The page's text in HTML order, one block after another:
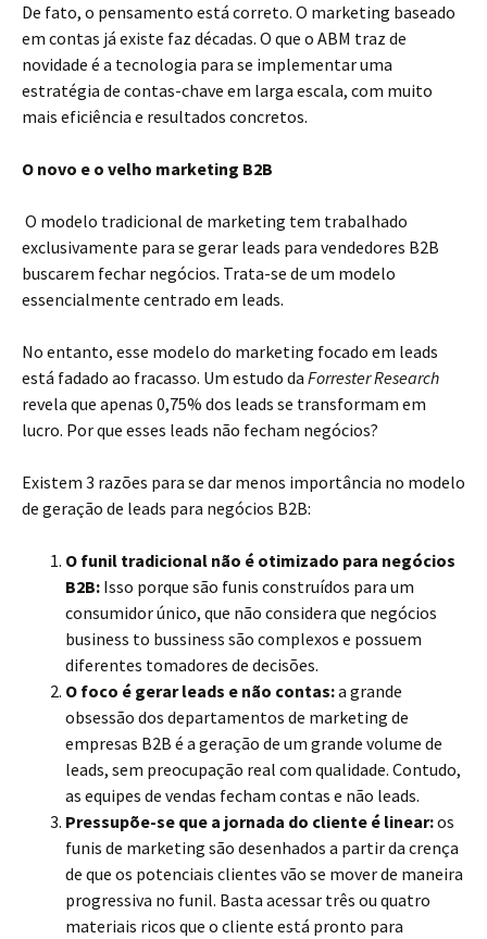
De fato, o pensamento está correto. O marketing baseado
em contas já existe faz décadas. O que o ABM traz de
novidade é a tecnologia para se implementar uma
estratégia de contas-chave em larga escala, com muito
mais eficiência e resultados concretos.
O novo e o velho marketing B2B
O modelo tradicional de marketing tem trabalhado
exclusivamente para se gerar leads para vendedores B2B
buscarem fechar negócios. Trata-se de um modelo
essencialmente centrado em leads.
No entanto, esse modelo do marketing focado em leads
está fadado ao fracasso. Um estudo da Forrester Research
revela que apenas 0,75% dos leads se transformam em
lucro. Por que esses leads não fecham negócios?
Existem 3 razões para se dar menos importância no modelo
de geração de leads para negócios B2B:
O funil tradicional não é otimizado para negócios
B2B: Isso porque são funis construídos para um
consumidor único, que não considera que negócios
business to bussiness são complexos e possuem
diferentes tomadores de decisões.
O foco é gerar leads e não contas:a grande
obsessão dos departamentos de marketing de
empresas B2B é a geração de um grande volume de
leads, sem preocupação real com qualidade. Contudo,
as equipes de vendas fecham contas e não leads.
Pressupõe-se que a jornada do cliente é linear:os
funis de marketing são desenhados a partir da crença
de que os potenciais clientes vão se mover de maneira
progressiva no funil. Basta acessar três ou quatro
materiais ricos que o cliente está pronto para